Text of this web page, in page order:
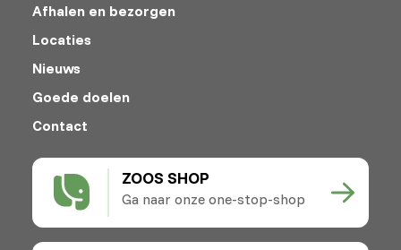
ZOOS SHOP
Ga naar onze one-stop-shop
Afhalen en bezorgen
Locaties
Nieuws
Goede doelen
Contact